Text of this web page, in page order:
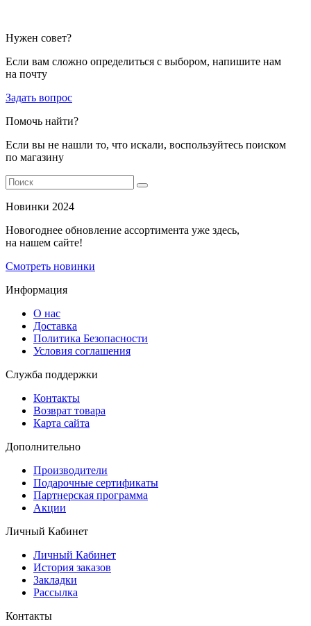
Нужен совет?
Если вам сложно определиться с выбором, напишите нам
на почту
Задать вопрос
Помочь найти?
Если вы не нашли то, что искали, воспользуйтесь поиском
по магазину
Новинки 2024
Новогоднее обновление ассортимента уже здесь,
на нашем сайте!
Смотреть новинки
Информация
О нас
Доставка
Политика Безопасности
Условия соглашения
Служба поддержки
Контакты
Возврат товара
Карта сайта
Дополнительно
Производители
Подарочные сертификаты
Партнерская программа
Акции
Личный Кабинет
Личный Кабинет
История заказов
Закладки
Рассылка
Контакты